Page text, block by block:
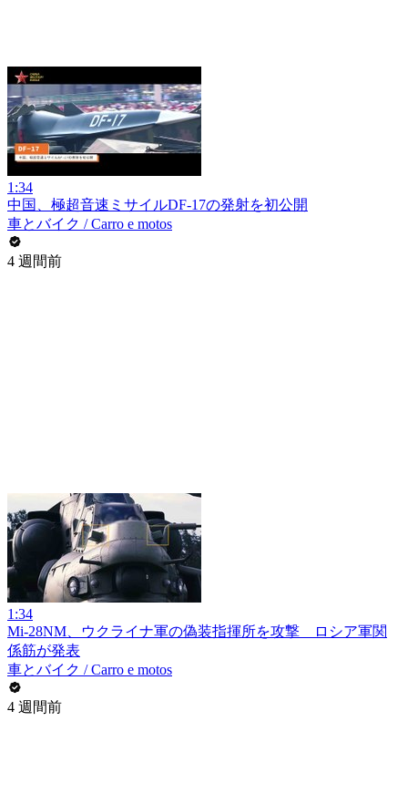
1:34
中国、極超音速ミサイルDF-17の発射を初公開
車とバイク / Carro e motos
4 週間前
1:34
Mi-28NM、ウクライナ軍の偽装指揮所を攻撃 ロシア軍関
係筋が発表
車とバイク / Carro e motos
4 週間前